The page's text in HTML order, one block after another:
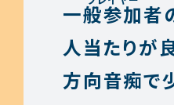
一般参加者
人当たりが
方向音痴で